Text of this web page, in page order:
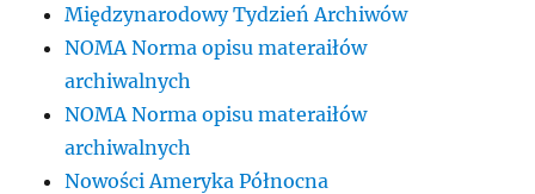
Międzynarodowy Tydzień Archiwów
NOMA Norma opisu materaiłów
archiwalnych
NOMA Norma opisu materaiłów
archiwalnych
Nowości Ameryka Północna